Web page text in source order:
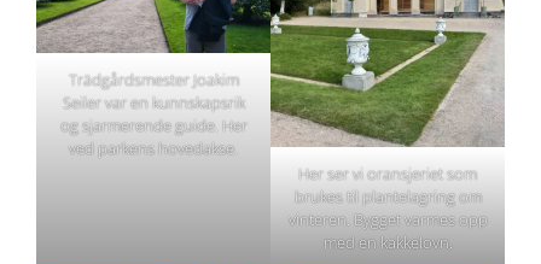
Trädgårdsmester Joakim
Seiler var en kunnskapsrik
og sjarmerende guide. Her
ved parkens hovedakse.
Her ser vi oransjeriet som
brukes til plantelagring om
vinteren. Bygget varmes opp
med en kakkelovn.